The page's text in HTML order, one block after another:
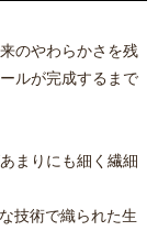
のやわらかさを残
ルが完成するまで
まりにも細く繊細
技術で織られた生